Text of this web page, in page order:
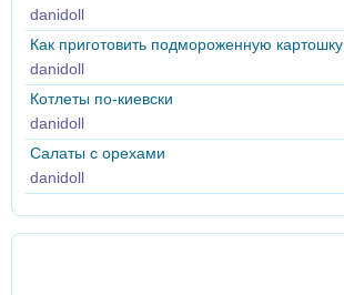
danidoll
Как приготовить подмороженную картошку
danidoll
Котлеты по-киевски
danidoll
Салаты с орехами
danidoll